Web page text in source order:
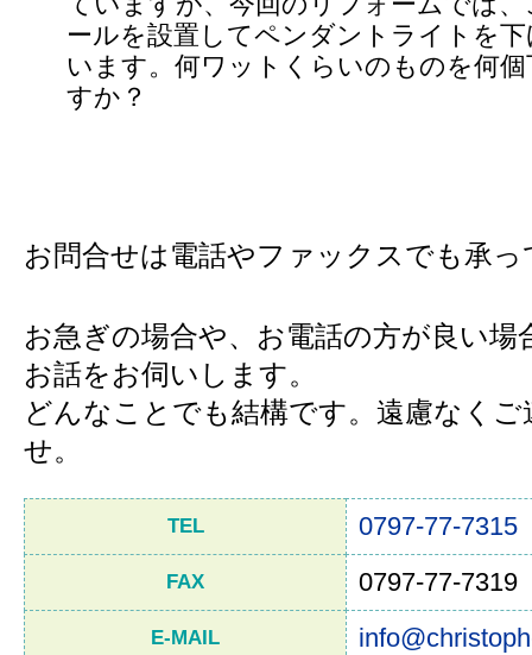
ールを設置してペンダントライトを
います。何ワットくらいのものを何
すか？
お問合せは電話やファックスでも承
お急ぎの場合や、お電話の方が良い場
お話をお伺いします。
どんなことでも結構です。遠慮なくご
せ。
TEL 0797-77-7315
FAX 0797-77-7319
E-MAIL